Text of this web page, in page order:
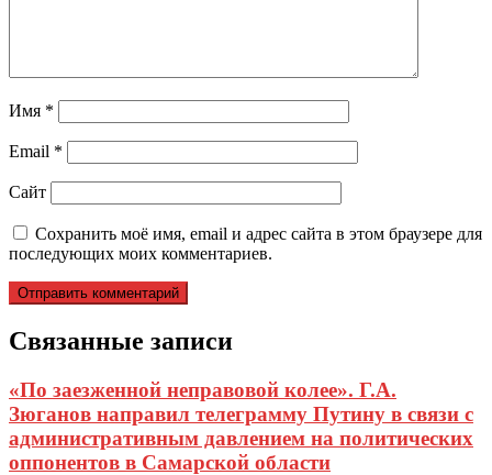
Имя *
Email *
Сайт
Сохранить моё имя, email и адрес сайта в этом браузере для
последующих моих комментариев.
Связанные записи
«По заезженной неправовой колее». Г.А.
Зюганов направил телеграмму Путину в связи с
административным давлением на политических
оппонентов в Самарской области